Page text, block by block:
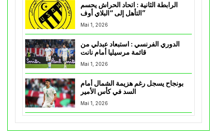
الرابطة الثانية : اتحاد الحراش يحسم
التأهل إلى “البلاي أوف”
Mai 1, 2026
الدوري الفرنسي : استبعاد عبدلي من
قائمة مرسيليا أمام نانت
Mai 1, 2026
بونجاح يسجل رغم هزيمة الشمال أمام
السد في كأس الأمير
Mai 1, 2026